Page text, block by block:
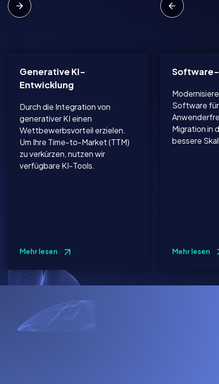
Generative KI-
Entwicklung
Durch die Integration von
generativer KI einen
Wettbewerbsvorteil erzielen.
Um Ihre Time-to-Market (TTM)
zu verkürzen, nutzen wir
verfügbare KI-Tools.
Mehr lesen
Software
Migration in
bessere
Mehr lesen